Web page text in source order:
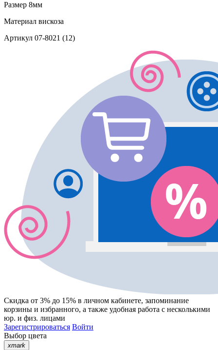
Размер 8мм
Материал вискоза
Артикул 07-8021 (12)
Скидка от 3% до 15% в личном кабинете, запоминание
корзины и избранного, а также удобная работа с несколькими
юр. и физ. лицами
Зарегистрироваться Войти
Выбор цвета
xmark